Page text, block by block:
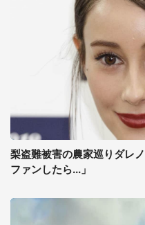
梨盗難被害の農家巡りダレ
ファンしたら...」